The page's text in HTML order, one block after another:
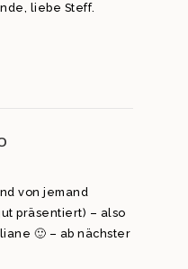
liebe Steff.
von jemand
präsentiert) – also
🙂 – ab nächster